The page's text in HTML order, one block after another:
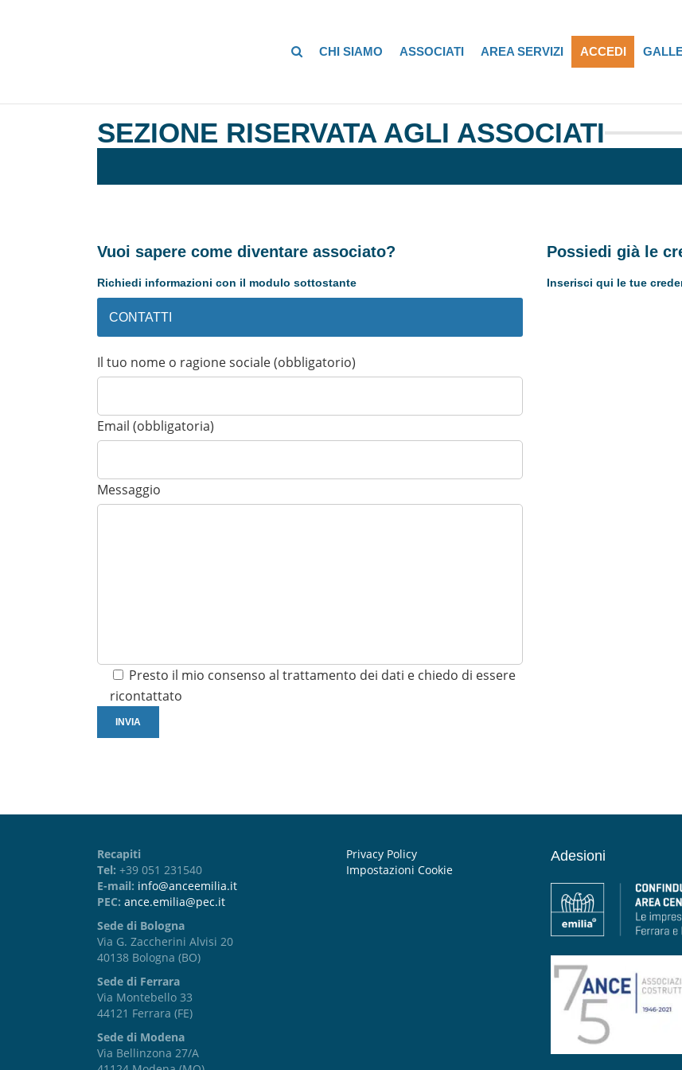
CHI SIAMO ASSOCIATI AREA SERVIZI ACCEDI
SEZIONE RISERVATA AGLI ASSOCIATI
Vuoi sapere come diventare associato?
Richiedi informazioni con il modulo sottostante
CONTATTI
Il tuo nome o ragione sociale (obbligatorio)
Email (obbligatoria)
Messaggio
Presto il mio consenso al trattamento dei dati e chiedo di essere
ricontattato
Possiedi già le
Inserisci qui le tue
Recapiti
Tel: +39 051 231540
E-mail: info@anceemilia.it
PEC: ance.emilia@pec.it
Sede di Bologna
Via G. Zaccherini Alvisi 20
40138 Bologna (BO)
Sede di Ferrara
Via Montebello 33
44121 Ferrara (FE)
Sede di Modena
Via Bellinzona 27/A
Privacy Policy
Impostazioni Cookie
Adesioni